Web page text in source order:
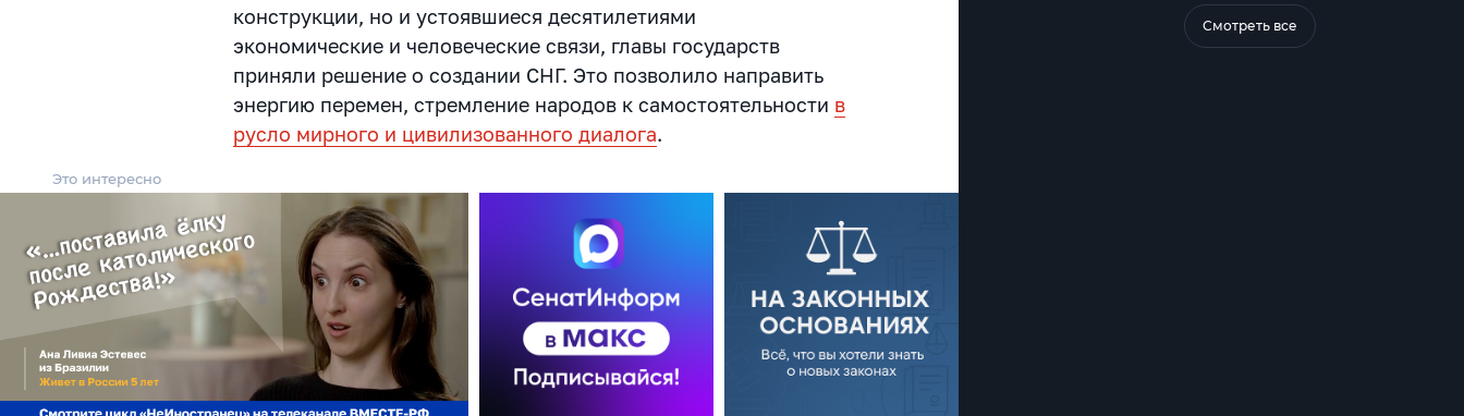
конструкции, но и устоявшиеся десятилетиями
экономические и человеческие связи, главы государств
приняли решение о создании СНГ. Это позволило направить
энергию перемен, стремление народов к самостоятельности в
русло мирного и цивилизованного диалога.
Это интересно
Смотреть все